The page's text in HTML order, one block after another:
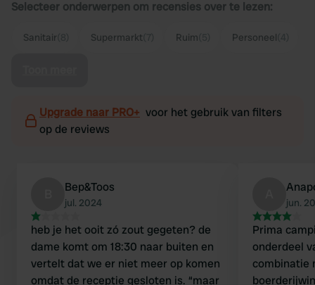
Selecteer onderwerpen om recensies over te lezen:
Sanitair Supermarkt Ruim Personeel
Upgrade naar PRO+ voor het gebruik van filters
op de reviews
Bep&Toos
jul. 2024
heb je het ooit zó zout gegeten? de
dame komt om 18:30 naar buiten en
vertelt dat we er niet meer op komen
omdat de receptie gesloten is. “maar
jun.
Prima
onderdeel
combinatie